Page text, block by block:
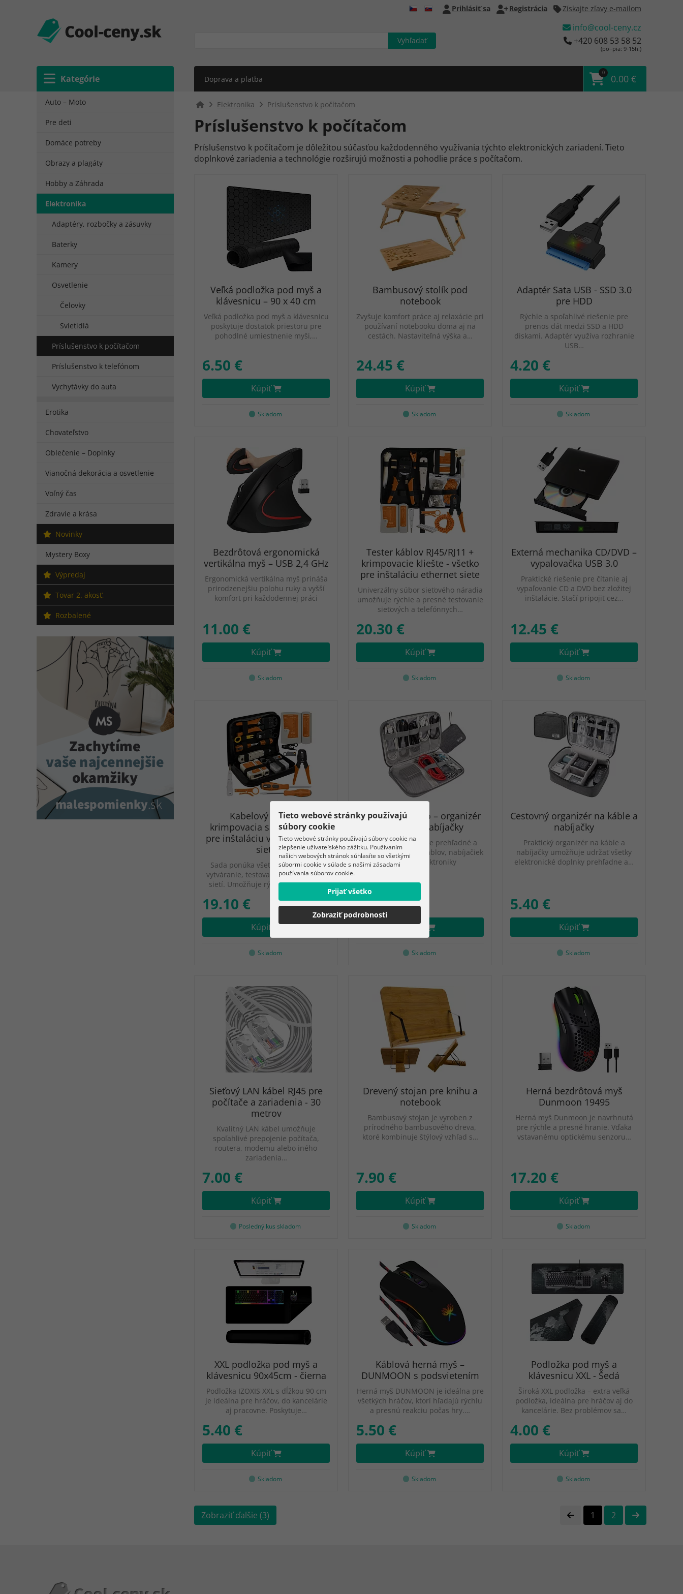
Kategórie
Prihlásiť sa Registrácia Získajte zľavy e-mailom
info@cool-ceny.cz
+420 608 53 58 52
(po–pia: 9-15h.)
Doprava a platba
0
0.00 €
Auto – Moto
Pre deti
Domáce potreby
Obrazy a plagáty
Hobby a Záhrada
Elektronika
Adaptéry, rozbočky a zásuvky
Baterky
Kamery
Osvetlenie
Čelovky
Svietidlá
Príslušenstvo k počítačom
Príslušenstvo k telefónom
Vychytávky do auta
Erotika
Chovateľstvo
Oblečenie – Doplnky
Vianočná dekorácia a osvetlenie
Voľný čas
Zdravie a krása
Novinky
Mystery Boxy
Výpredaj
Tovar 2. akosť,
Rozbalené
Elektronika Príslušenstvo k počítačom
Príslušenstvo k počítačom
Príslušenstvo k počítačom je dôležitou súčasťou každodenného využívania týchto elektronických zariadení. Tieto
doplnkové zariadenia a technológie rozširujú možnosti a pohodlie práce s počítačom.
Veľká podložka pod myš a
klávesnicu – 90 x 40 cm
Veľká podložka pod myš a klávesnicu
poskytuje dostatok priestoru pre
pohodlné umiestnenie myši,…
6.50 €
Kúpiť
Skladom
Bambusový stolík pod
notebook
Zvyšuje komfort práce aj relaxácie pri
používaní notebooku doma aj na
cestách. Nastaviteľná výška a…
24.45 €
Kúpiť
Skladom
Adaptér Sata USB - SSD 3.0
pre HDD
Rýchle a spoľahlivé riešenie pre
prenos dát medzi SSD a HDD
diskami. Adaptér využíva rozhranie
USB…
4.20 €
Kúpiť
Skladom
Bezdrôtová ergonomická
vertikálna myš – USB 2,4 GHz
Ergonomická vertikálna myš prináša
prirodzenejšiu polohu ruky a vyšší
komfort pri každodennej práci
11.00 €
Kúpiť
Skladom
Tester káblov RJ45/RJ11 +
krimpovacie kliešte - všetko
pre inštaláciu ethernet siete
Univerzálny súbor sieťového náradia
umožňuje rýchle a presné testovanie
sieťových a telefónnych…
20.30 €
Kúpiť
Skladom
Externá mechanika CD/DVD –
vypalovačka USB 3.0
Praktické riešenie pre čítanie aj
vypaľovanie CD a DVD bez zložitej
inštalácie. Stačí pripojiť cez…
12.45 €
Kúpiť
Skladom
Kabelový tester a
krimpovacia sada – všetko
pre inštaláciu vašej ethernet
siete
Sada ponúka všetko potrebné na
vytváranie, testovanie a údržbu ICT
sietí. Umožňuje rýchlu a presnú…
19.10 €
Kúpiť
Skladom
Cestovné puzdro – organizér
na káble a nabíjačky
Organizér umožňuje prehľadné a
bezpečné uloženie káblov, nabíjačiek
a drobnej elektroniky
3.30 €
Kúpiť
Skladom
Cestovný organizér na káble a
nabíjačky
Praktický organizér na káble a
nabíjačky umožňuje udržať všetky
elektronické doplnky prehľadne a…
5.40 €
Kúpiť
Skladom
Sieťový LAN kábel RJ45 pre
počítače a zariadenia - 30
metrov
Kvalitný LAN kábel umožňuje
spoľahlivé prepojenie počítača,
routera, modemu alebo iného
zariadenia…
7.00 €
Kúpiť
Posledný kus skladom
Drevený stojan pre knihu a
notebook
Bambusový stojan je vyroben z
prírodného bambusového dreva,
ktoré kombinuje štýlový vzhľad s…
7.90 €
Kúpiť
Skladom
Herná bezdrôtová myš
Dunmoon 19495
Herná myš Dunmoon je navrhnutá
pre rýchle a presné hranie. Vďaka
vstavanému optickému senzoru…
17.20 €
Kúpiť
Skladom
XXL podložka pod myš a
klávesnicu 90x45cm - čierna
Podložka IZOXIS XXL s dĺžkou 90 cm
je ideálna pre hráčov, do kancelárie
aj pracovne. Poskytuje…
5.40 €
Kúpiť
Skladom
Káblová herná myš –
DUNMOON s podsvietením
Herná myš DUNMOON je ideálna pre
všetkých hráčov, ktorí hľadajú rýchlu
a presnú reakciu počas hry.…
5.50 €
Kúpiť
Skladom
Podložka pod myš a
klávesnicu XXL - Šedá
Široká XXL podložka – extra veľká
podložka, ideálna pre hráčov aj do
kancelárie. Bez problémov sa…
4.00 €
Kúpiť
Skladom
Zobraziť ďalšie (3) 1 2
Tieto webové stránky používajú
súbory cookie
Tieto webové stránky používajú súbory cookie na
zlepšenie užívateľského zážitku. Používaním
našich webových stránok súhlasíte so všetkými
súbormi cookie v súlade s našimi zásadami
používania súborov cookie.
Prijať všetko
Zobraziť podrobnosti